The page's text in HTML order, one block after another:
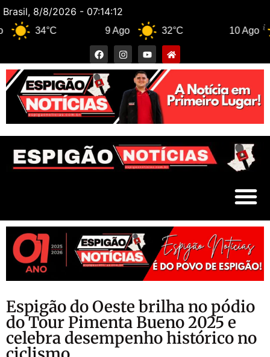
Brasil, 8/8/2026 - 07:14:13
34°C 32°C
Espigão do Oeste brilha no pódio
do Tour Pimenta Bueno 2025 e
celebra desempenho histórico no